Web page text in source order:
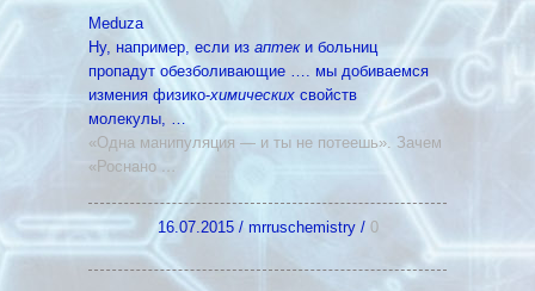
Meduza
Ну, например, если из аптеки больниц
пропадут обезболивающие …. мы добиваемся
измения физико-химических свойств
молекулы, …
«Одна манипуляция — и ты не потеешь». Зачем
«Роснано …
16.07.2015/ mrruschemistry/ 0